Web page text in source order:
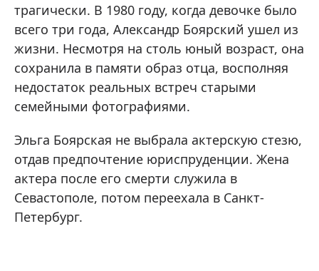
трагически. В 1980 году, когда девочке было
всего три года, Александр Боярский ушел из
жизни. Несмотря на столь юный возраст, она
сохранила в памяти образ отца, восполняя
недостаток реальных встреч старыми
семейными фотографиями.
Эльга Боярская не выбрала актерскую стезю,
отдав предпочтение юриспруденции. Жена
актера после его смерти служила в
Севастополе, потом переехала в Санкт-
Петербург.